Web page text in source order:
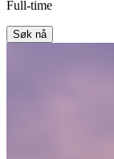
Full-time
Søk nå